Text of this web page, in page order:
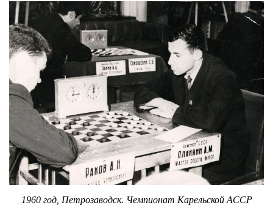
1960 год, Петрозаводск. Чемпионат Карельской АССР